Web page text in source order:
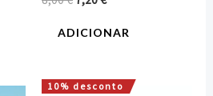
ADICIONAR
10% desconto
O
O